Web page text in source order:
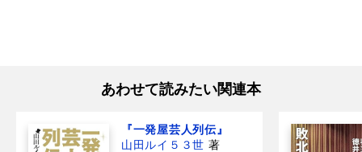
あわせて読みたい関連本
『一発屋芸人列伝』
山田ルイ５３世 著